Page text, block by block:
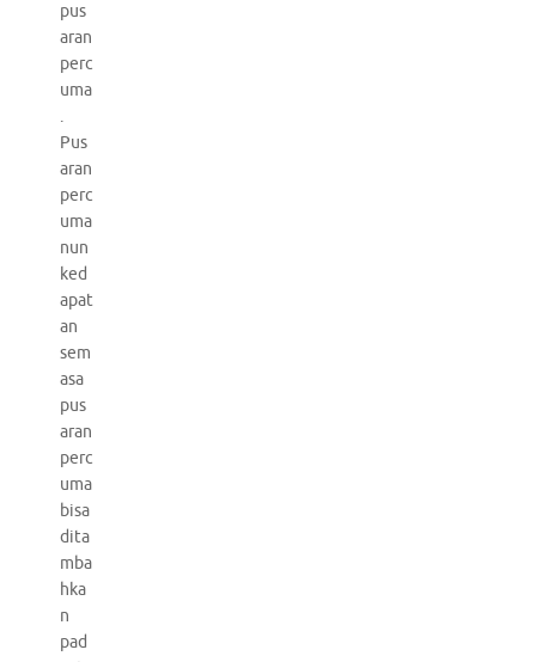
pus
aran
perc
uma
.
Pus
aran
perc
uma
nun
ked
apat
an
sem
asa
pus
aran
perc
uma
bisa
dita
mba
hka
n
pad